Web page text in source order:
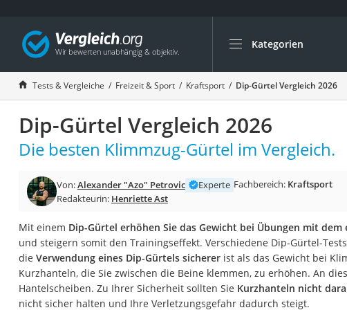
Kategorien
Die beliebtesten
Freizeit & Sport
Gartentrampolin
Trampolin
Metalldetektor
Eufab-Fahrradträger
Trampolin 366 cm
Aluminium-Koffer
Futterboot
Air Bike
E-Bike-Dreirad
Tests & Vergleiche Freizeit & Sport Kraftsport Dip-Gürtel Vergleich 2026
Dip-Gürtel Vergleich 2026
Die besten Klimmzug-Gürtel im Vergleich.
Von:Alexander "Azo" Petrovic Experte Fachbereich: Kraftsport
Redakteurin: Henriette Ast
Mit einem Dip-Gürtel erhöhen Sie das Gewicht bei Übungen mit dem
und steigern somit den Trainingseffekt. Verschiedene Dip-Gürtel-
die Verwendung eines Dip-Gürtels sichererist als das Gewicht bei
Kurzhanteln, die Sie zwischen die Beine klemmen, zu erhöhen. An
Hantelscheiben. Zu Ihrer Sicherheit sollten Sie Kurzhanteln nicht
nicht sicher halten und Ihre Verletzungsgefahr dadurch steigt.